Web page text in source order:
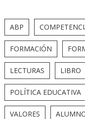
ABP
FORMACIÓN
LECTURAS LIBRO
POLÍTICA EDUCATIVA
VALORES